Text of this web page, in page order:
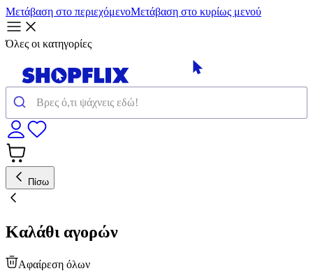
Μετάβαση στο περιεχόμενοΜετάβαση στο κυρίως μενού
Όλες οι κατηγορίες
Πίσω
Καλάθι αγορών
Αφαίρεση όλων